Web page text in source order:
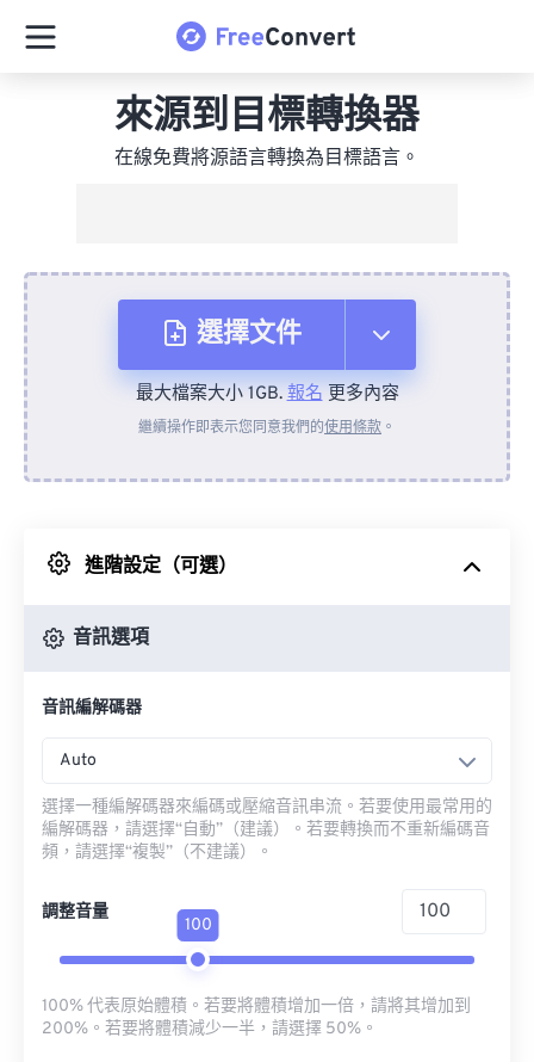
來源到目標轉換器
在線免費將源語言轉換為目標語言。
選擇文件
來自裝置
來自 Google 雲端硬碟
最大檔案大小 1GB.報名更多內容
繼續操作即表示您同意我們的使用條款 。
進階設定（可選）
音訊選項
音訊編解碼器
Auto
選擇一種編解碼器來編碼或壓縮音訊串流。若要使用最常用的
編解碼器，請選擇“自動”（建議）。若要轉換而不重新編碼音
頻，請選擇“複製”（不建議）。
調整音量
100
100% 代表原始體積。若要將體積增加一倍，請將其增加到
200%。若要將體積減少一半，請選擇 50%。